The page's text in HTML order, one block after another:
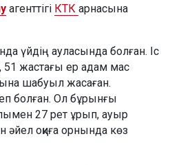
агенттігі КТК арнасына
үйдің ауласында болған. Іс
51 жастағы ер адам мас
шабуыл жасаған.
болған. Ол бұрынғы
27 рет ұрып, ауыр
әйел оқиға орнында көз